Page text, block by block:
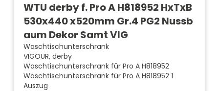
WTU derby f. Pro A H818952 HxTxB
530x440 x520mm Gr.4 PG2 Nussb
aum Dekor Samt VIG
Waschtischunterschrank
VIGOUR, derby
Waschtischunterschrank für Pro A H818952
Waschtischunterschrank für Pro A H818952 1
Auszug